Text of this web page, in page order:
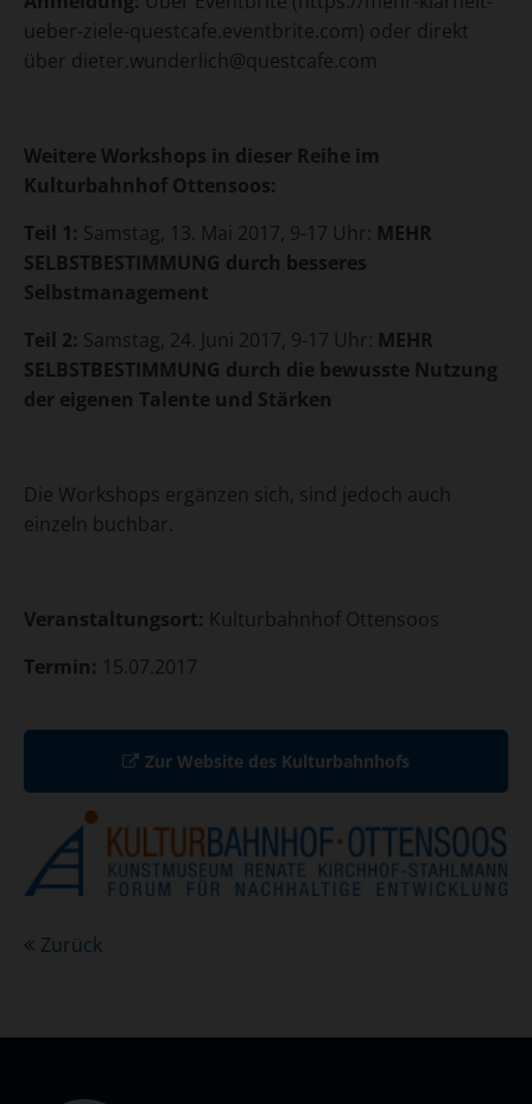
ueber-ziele-questcafe.eventbrite.com) oder direkt
über dieter.wunderlich@questcafe.com
Weitere Workshops in dieser Reihe im
Kulturbahnhof Ottensoos:
Teil 1: Samstag, 13. Mai 2017, 9-17 Uhr: MEHR
SELBSTBESTIMMUNG durch besseres
Selbstmanagement
Teil 2: Samstag, 24. Juni 2017, 9-17 Uhr: MEHR
SELBSTBESTIMMUNG durch die bewusste Nutzung
der eigenen Talente und Stärken
Die Workshops ergänzen sich, sind jedoch auch
einzeln buchbar.
Veranstaltungsort: Kulturbahnhof Ottensoos
Termin: 15.07.2017
Zur Website des Kulturbahnhofs
Zurück